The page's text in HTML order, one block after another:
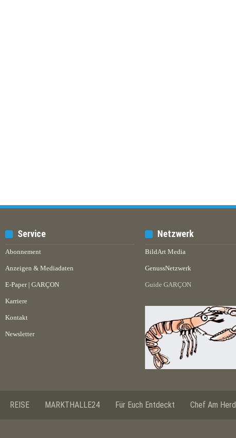
Service
Abonnement
Anzeigen & Mediadaten
E-Paper | GARÇON
Karriere
Kontakt
Newsletter
Netzwerk
BildArt Media
GenussNetzwerk
Guide GARÇON
REISE MARKTHALLE24 Für Euch Entdeckt Chef Am Herd